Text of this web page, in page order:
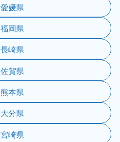
愛媛県
福岡県
長崎県
佐賀県
熊本県
大分県
宮崎県